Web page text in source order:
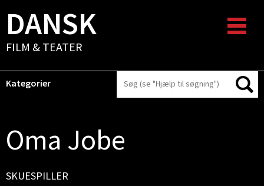
DANSK
FILM & TEATER
Kategorier
Oma Jobe
SKUESPILLER